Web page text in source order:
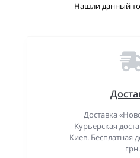
Нашли данный
Доставка
Курьерская
Киев. Бесплатная
грн.